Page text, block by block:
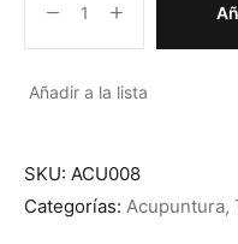
Añadir a la lista
SKU: ACU008
Categorías: Acupuntura,